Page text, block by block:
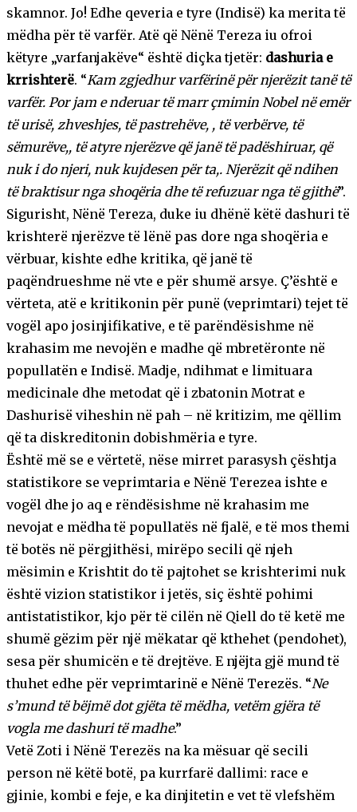
skamnor. Jo! Edhe qeveria e tyre (Indisë) ka merita të
mëdha për të varfër. Atë që Nënë Tereza iu ofroi
këtyre „varfanjakëve“ është diçka tjetër: dashuria e
krrishterë. “Kam zgjedhur varfërinë për njerëzit tanë të
varfër. Por jam e nderuar të marr çmimin Nobel në emër
të urisë, zhveshjes, të pastrehëve, , të verbërve, të
sëmurëve,, të atyre njerëzve që janë të padëshiruar, që
nuk i do njeri, nuk kujdesen për ta,. Njerëzit që ndihen
të braktisur nga shoqëria dhe të refuzuar nga të gjithë”.
Sigurisht, Nënë Tereza, duke iu dhënë këtë dashuri të
krishterë njerëzve të lënë pas dore nga shoqëria e
vërbuar, kishte edhe kritika, që janë të
paqëndrueshme në vte e për shumë arsye. Ç’është e
vërteta, atë e kritikonin për punë (veprimtari) tejet të
vogël apo josinjifikative, e të parëndësishme në
krahasim me nevojën e madhe që mbretëronte në
popullatën e Indisë. Madje, ndihmat e limituara
medicinale dhe metodat që i zbatonin Motrat e
Dashurisë viheshin në pah – në kritizim, me qëllim
që ta diskreditonin dobishmëria e tyre.
Është më se e vërtetë, nëse mirret parasysh çështja
statistikore se veprimtaria e Nënë Terezea ishte e
vogël dhe jo aq e rëndësishme në krahasim me
nevojat e mëdha të popullatës në fjalë, e të mos themi
të botës në përgjithësi, mirëpo secili që njeh
mësimin e Krishtit do të pajtohet se krishterimi nuk
është vizion statistikor i jetës, siç është pohimi
antistatistikor, kjo për të cilën në Qiell do të ketë me
shumë gëzim për një mëkatar që kthehet (pendohet),
sesa për shumicën e të drejtëve. E njëjta gjë mund të
thuhet edhe për veprimtarinë e Nënë Terezës. “Ne
s’mund të bëjmë dot gjëta të mëdha, vetëm gjëra të
vogla me dashuri të madhe.”
Vetë Zoti i Nënë Terezës na ka mësuar që secili
person në këtë botë, pa kurrfarë dallimi: race e
gjinie, kombi e feje, e ka dinjitetin e vet të vlefshëm